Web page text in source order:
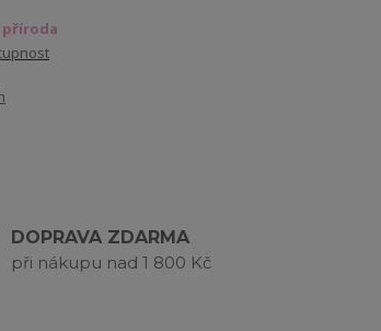
příroda
DOPRAVA ZDARMA
při nákupu nad 1 800 Kč